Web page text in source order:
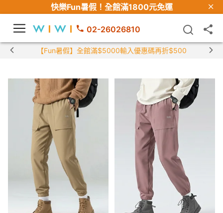
快樂Fun暑假！ 全館滿1800元免運
02-26026810
【Fun暑假】全館滿$5000輸入優惠碼再折$500